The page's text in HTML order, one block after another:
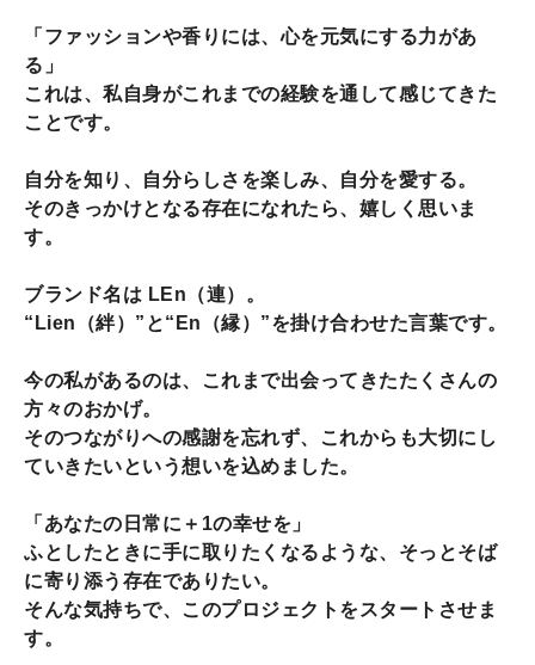
「ファッションや香りには、心を元気にする力があ
る」
これは、私自身がこれまでの経験を通して感じてきた
ことです。
自分を知り、自分らしさを楽しみ、自分を愛する。
そのきっかけとなる存在になれたら、嬉しく思いま
す。
ブランド名は LEn（連）。
“Lien（絆）”と“En（縁）”を掛け合わせた言葉です。
今の私があるのは、これまで出会ってきたたくさんの
方々のおかげ。
そのつながりへの感謝を忘れず、これからも大切にし
ていきたいという想いを込めました。
「あなたの日常に＋1の幸せを」
ふとしたときに手に取りたくなるような、そっとそば
に寄り添う存在でありたい。
そんな気持ちで、このプロジェクトをスタートさせま
す。